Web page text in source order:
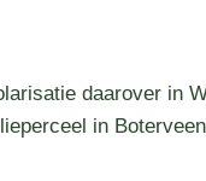
daarover in
in